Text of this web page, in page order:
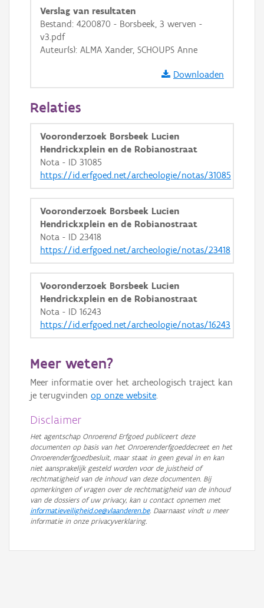
Basis Lagen
OSM-Basiskaart
GRB-Basiskaart
GRB-Basiskaart in grijswaarden
Verslag van resultaten
Bestand: 4200870 - Borsbeek, 3 werven -
v3.pdf
Auteur(s): ALMA Xander, SCHOUPS Anne
Downloaden
Relaties
Vooronderzoek Borsbeek Lucien
Hendrickxplein en de Robianostraat
Nota - ID 31085
https://id.erfgoed.net/archeologie/notas/31085
Vooronderzoek Borsbeek Lucien
Hendrickxplein en de Robianostraat
Nota - ID 23418
https://id.erfgoed.net/archeologie/notas/23418
Vooronderzoek Borsbeek Lucien
Hendrickxplein en de Robianostraat
Nota - ID 16243
https://id.erfgoed.net/archeologie/notas/16243
Meer weten?
Meer informatie over het archeologisch traject kan
je terugvinden op onze website.
Disclaimer
Het agentschap Onroerend Erfgoed publiceert deze
documenten op basis van het Onroerenderfgoeddecreet en het
Onroerenderfgoedbesluit, maar staat in geen geval in en kan
niet aansprakelijk gesteld worden voor de juistheid of
rechtmatigheid van de inhoud van deze documenten. Bij
opmerkingen of vragen over de rechtmatigheid van de inhoud
van de dossiers of uw privacy, kan u contact opnemen met
informatieveiligheid.oe@vlaanderen.be. Daarnaast vindt u meer
informatie in onze privacyverklaring.